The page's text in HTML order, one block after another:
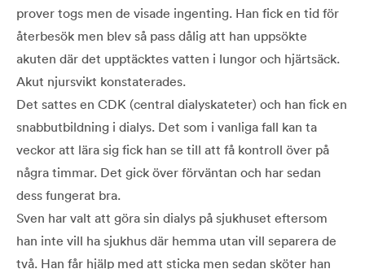
prover togs men de visade ingenting. Han fick en tid för
återbesök men blev så pass dålig att han uppsökte
akuten där det upptäcktes vatten i lungor och hjärtsäck.
Akut njursvikt konstaterades.
Det sattes en CDK (central dialyskateter) och han fick en
snabbutbildning i dialys. Det som i vanliga fall kan ta
veckor att lära sig fick han se till att få kontroll över på
några timmar. Det gick över förväntan och har sedan
dess fungerat bra.
Sven har valt att göra sin dialys på sjukhuset eftersom
han inte vill ha sjukhus där hemma utan vill separera de
två. Han får hjälp med att sticka men sedan sköter han